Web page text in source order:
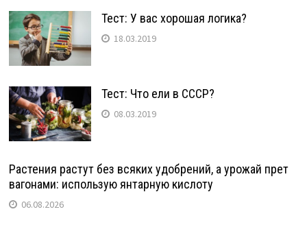
Тест: У вас хорошая логика?
18.03.2019
Тест: Что ели в СССР?
08.03.2019
Растения растут без всяких удобрений, а урожай прет
вагонами: использую янтарную кислоту
06.08.2026